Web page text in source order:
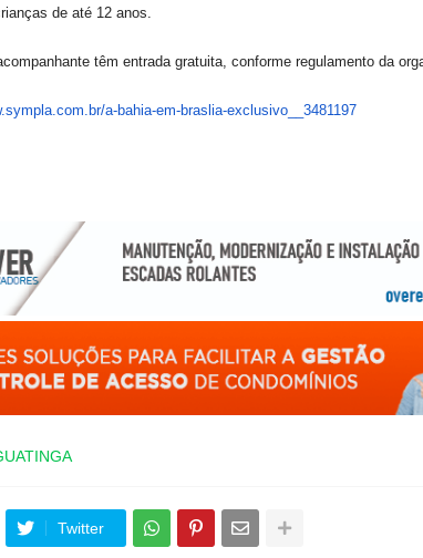
de até 12 anos.
têm entrada gratuita, conforme regulamento da
a-bahia-em-braslia-exclusivo__ 3481197
Twitter